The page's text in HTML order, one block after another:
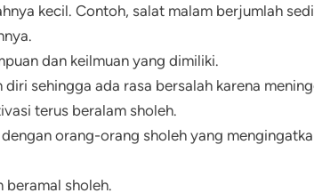
kecil. Contoh, salat malam berjumlah
dan keilmuan yang dimiliki.
sehingga ada rasa bersalah karena
terus beralam sholeh.
orang-orang sholeh yang
beramal sholeh.